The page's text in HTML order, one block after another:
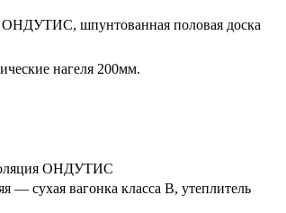
ОНДУТИС, шпунтованная половая доска
нагеля 200мм.
ОНДУТИС
— сухая вагонка класса В, утеплитель